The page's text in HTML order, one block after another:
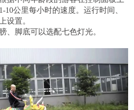
1-10公里每小时的速度。运行时间、
设置。
脚底可以选配七色灯光。